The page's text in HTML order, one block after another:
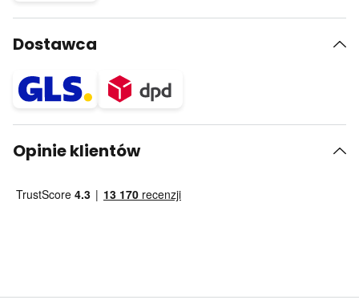
Dostawca
Opinie klientów